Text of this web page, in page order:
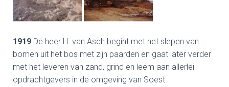
1919 De heer H. van Asch begint met het slepen van
bomen uit het bos met zijn paarden en gaat later verder
met het leveren van zand, grind en leem aan allerlei
opdrachtgevers in de omgeving van Soest.